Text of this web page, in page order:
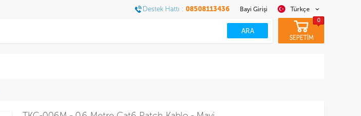
Türkçe
Bayi Girişi
Destek Hattı : 08508113436
SEPETİM
0